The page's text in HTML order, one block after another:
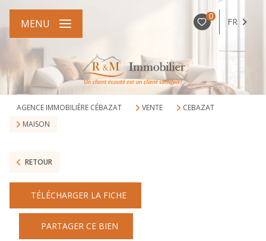
0 FR
MENU
AGENCE IMMOBILIÈRE CÉBAZAT VENTE
CEBAZAT
MAISON
RETOUR
TÉLÉCHARGER LA FICHE
PARTAGER CE BIEN